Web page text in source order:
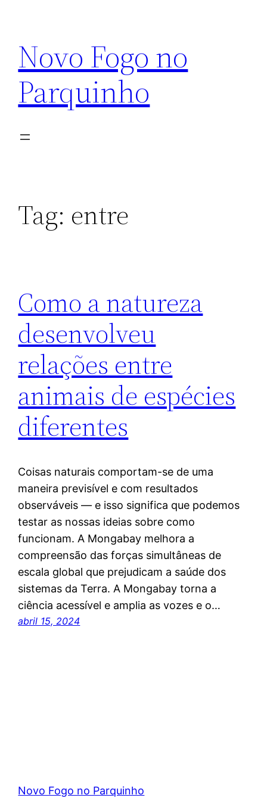
conteúdo
Novo Fogo no
Parquinho
Tag: entre
Como a natureza
desenvolveu
relações entre
animais de espécies
diferentes
Coisas naturais comportam-se de uma
maneira previsível e com resultados
observáveis — e isso significa que podemos
testar as nossas ideias sobre como
funcionam. A Mongabay melhora a
compreensão das forças simultâneas de
escala global que prejudicam a saúde dos
sistemas da Terra. A Mongabay torna a
ciência acessível e amplia as vozes e o…
abril 15, 2024
Novo Fogo no Parquinho